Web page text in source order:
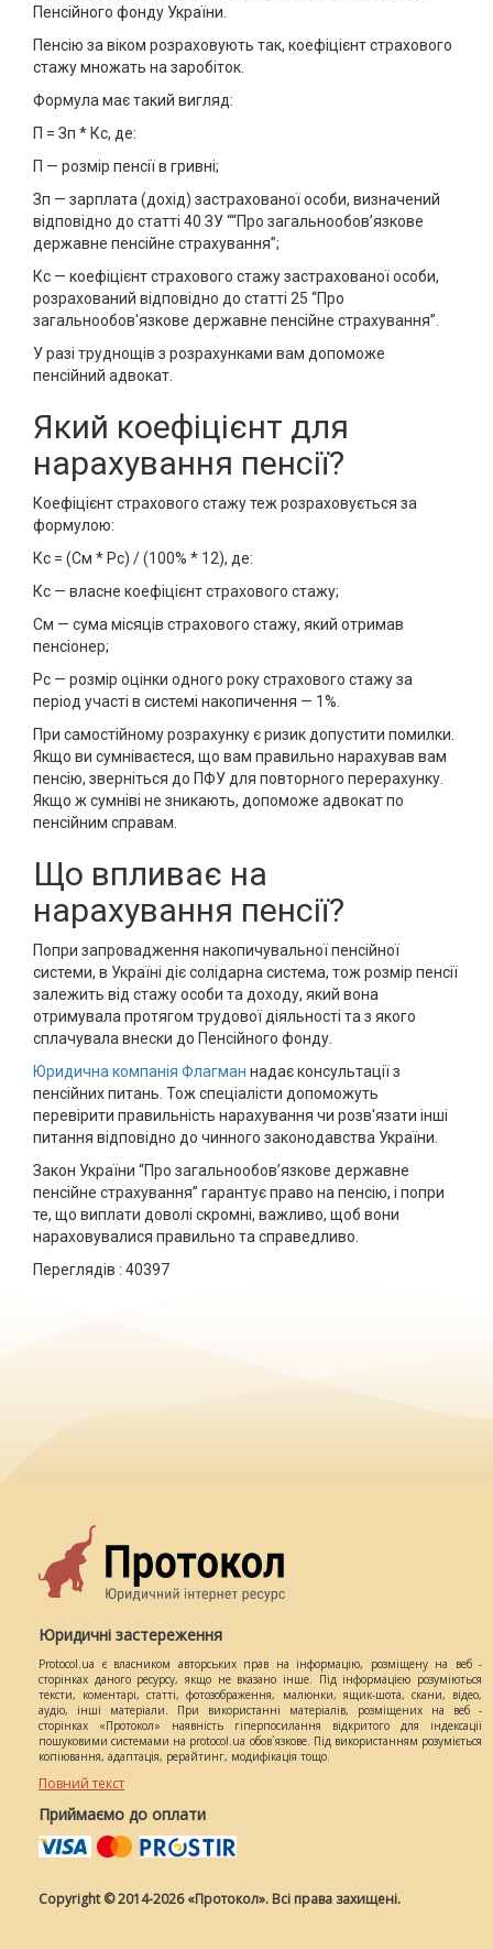
Пенсійного фонду України.
Пенсію за віком розраховують так, коефіцієнт страхового
стажу множать на заробіток.
Формула має такий вигляд:
П = Зп * Кс, де:
П — розмір пенсії в гривні;
Зп — зарплата (дохід) застрахованої особи, визначений
відповідно до статті 40 ЗУ ““Про загальнообов’язкове
державне пенсійне страхування”;
Кс — коефіцієнт страхового стажу застрахованої особи,
розрахований відповідно до статті 25 “Про
загальнообов'язкове державне пенсійне страхування”.
У разі труднощів з розрахунками вам допоможе
пенсійний адвокат.
Який коефіцієнт для
нарахування пенсії?
Коефіцієнт страхового стажу теж розраховується за
формулою:
Кс = (См * Рс) / (100% * 12), де:
Кс — власне коефіцієнт страхового стажу;
См — сума місяців страхового стажу, який отримав
пенсіонер;
Рс — розмір оцінки одного року страхового стажу за
період участі в системі накопичення — 1%.
При самостійному розрахунку є ризик допустити помилки.
Якщо ви сумніваєтеся, що вам правильно нарахував вам
пенсію, зверніться до ПФУ для повторного перерахунку.
Якщо ж сумніві не зникають, допоможе адвокат по
пенсійним справам.
Що впливає на
нарахування пенсії?
Попри запровадження накопичувальної пенсійної
системи, в Україні діє солідарна система, тож розмір пенсії
залежить від стажу особи та доходу, який вона
отримувала протягом трудової діяльності та з якого
сплачувала внески до Пенсійного фонду.
Юридична компанія Флагман надає консультації з
пенсійних питань. Тож спеціалісти допоможуть
перевірити правильність нарахування чи розв'язати інші
питання відповідно до чинного законодавства України.
Закон України “Про загальнообов’язкове державне
пенсійне страхування” гарантує право на пенсію, і попри
те, що виплати доволі скромні, важливо, щоб вони
нараховувалися правильно та справедливо.
Переглядів : 40397
Юридичні застереження
Protocol.ua є власником авторських прав на інформацію, розміщену на веб -
сторінках даного ресурсу, якщо не вказано інше. Під інформацією розуміються
тексти, коментарі, статті, фотозображення, малюнки, ящик-шота, скани, відео,
аудіо, інші матеріали. При використанні матеріалів, розміщених на веб -
сторінках «Протокол» наявність гіперпосилання відкритого для індексації
пошуковими системами на protocol.ua обов`язкове. Під використанням розуміється
копіювання, адаптація, рерайтинг, модифікація тощо.
Повний текст
Приймаємо до оплати
Copyright © 2014-2026 «Протокол». Всі права захищені.